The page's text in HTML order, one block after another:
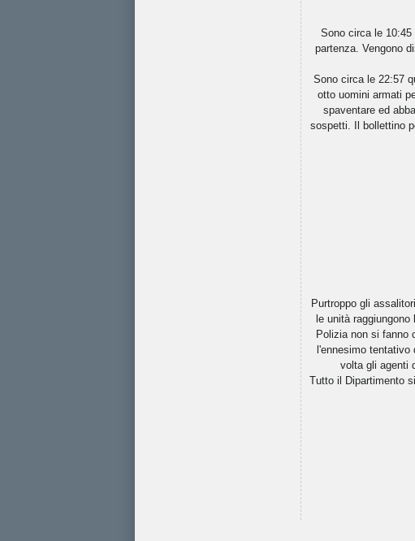
Sono circa le
partenza. Vengono
Sono circa le 22:57
otto uomini armati
spaventare ed
sospetti. Il bollettino
Purtroppo gli
le unità
Polizia non si fanno
l'ennesimo tentativo
volta gli agenti
Tutto il Dipartimento